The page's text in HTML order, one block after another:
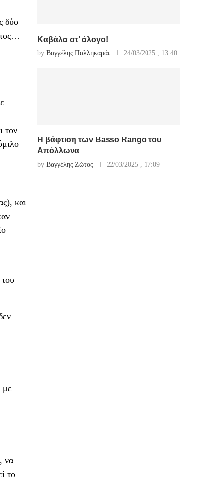
δύο
τον
και
με
να
το
Καβάλα στ’ άλογο!
by Βαγγέλης Παλληκαράς 24/03/2025 , 13:40
Η βάφτιση των Basso Rango του
Απόλλωνα
by Βαγγέλης Ζώτος 22/03/2025 , 17:09